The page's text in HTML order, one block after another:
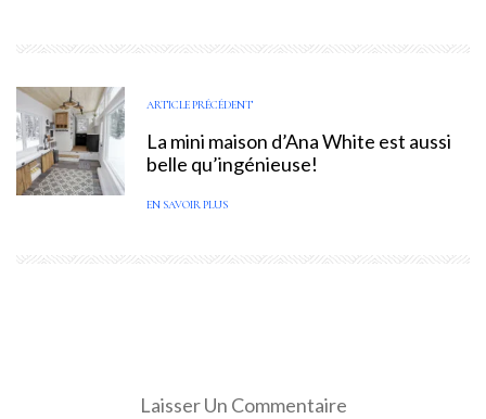
ARTICLE PRÉCÉDENT
La mini maison d’Ana White est aussi
belle qu’ingénieuse!
EN SAVOIR PLUS
Laisser Un Commentaire